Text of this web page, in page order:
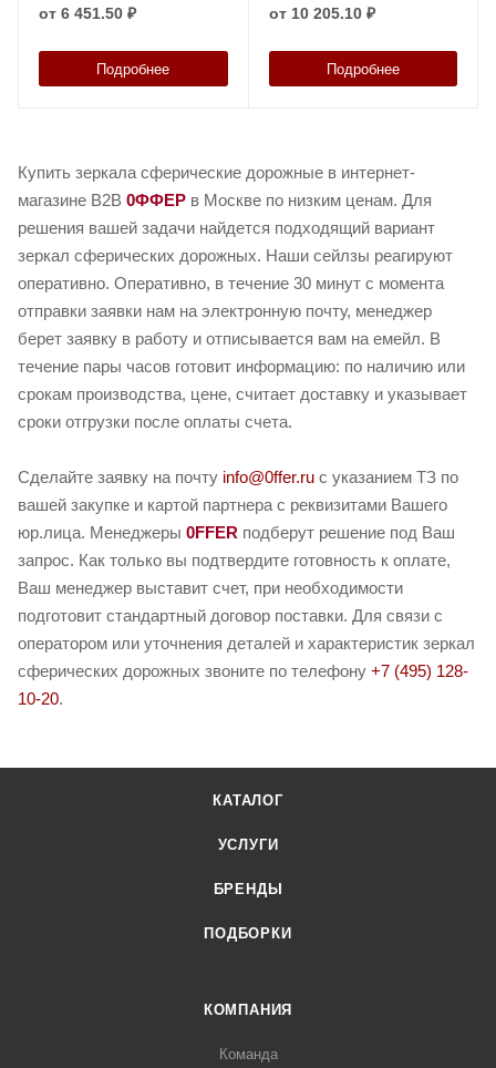
от 6 451.50 ₽
Подробнее
от 10 205.10 ₽
Подробнее
Купить зеркала сферические дорожные в интернет-
магазине B2B 0ФФЕР в Москве по низким ценам. Для
решения вашей задачи найдется подходящий вариант
зеркал сферических дорожных. Наши сейлзы реагируют
оперативно. Оперативно, в течение 30 минут с момента
отправки заявки нам на электронную почту, менеджер
берет заявку в работу и отписывается вам на емейл. В
течение пары часов готовит информацию: по наличию или
срокам производства, цене, считает доставку и указывает
сроки отгрузки после оплаты счета.
Сделайте заявку на почту info@0ffer.ru с указанием ТЗ по
вашей закупке и картой партнера с реквизитами Вашего
юр.лица. Менеджеры 0FFER подберут решение под Ваш
запрос. Как только вы подтвердите готовность к оплате,
Ваш менеджер выставит счет, при необходимости
подготовит стандартный договор поставки. Для связи с
оператором или уточнения деталей и характеристик зеркал
сферических дорожных звоните по телефону +7 (495) 128-
10-20.
КАТАЛОГ
УСЛУГИ
БРЕНДЫ
ПОДБОРКИ
КОМПАНИЯ
Команда